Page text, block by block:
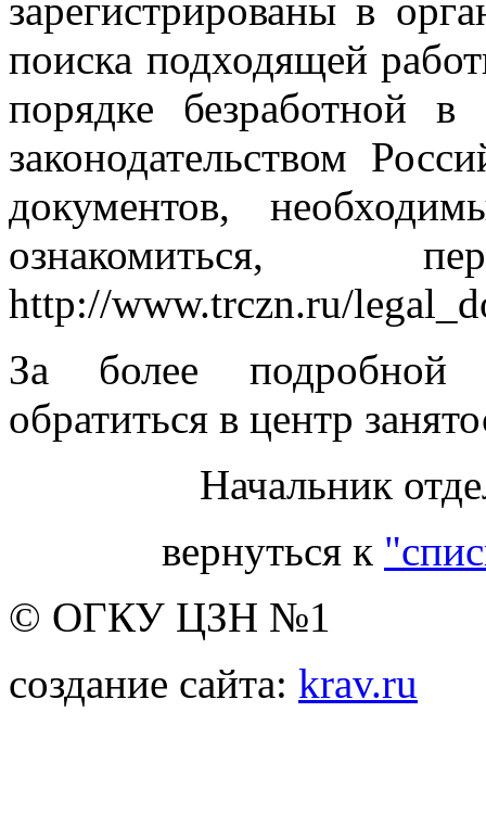
зарегистрированы в
поиска подходящей
порядке безработной
законодательством
документов,
ознакомиться,
http://www.trczn.ru/
За более подробной
обратиться в центр
Начальник
вернуться к
© ОГКУ ЦЗН №1
создание сайта: krav.ru